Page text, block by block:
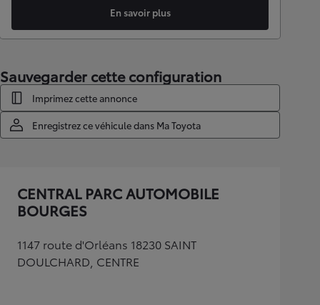
En savoir plus
Sauvegarder cette configuration
Imprimez cette annonce
Enregistrez ce véhicule dans Ma Toyota
CENTRAL PARC AUTOMOBILE
BOURGES
1147 route d'Orléans 18230 SAINT
DOULCHARD, CENTRE